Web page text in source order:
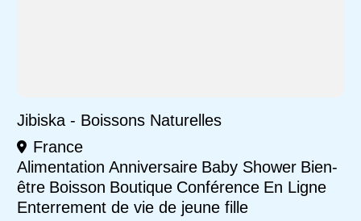
Jibiska - Boissons Naturelles
France
Alimentation Anniversaire Baby Shower Bien-
être Boisson Boutique Conférence En Ligne
Enterrement de vie de jeune fille